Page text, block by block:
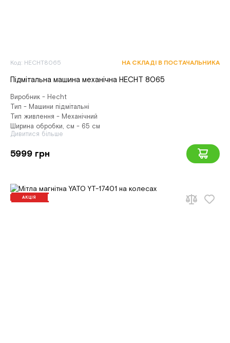
Код: HECHT8065 НА СКЛАДІ В ПОСТАЧАЛЬНИКА
Підмітальна машина механічна HECHT 8065
Виробник - Hecht
Тип - Машини підмітальні
Тип живлення - Механічний
Ширина обробки, см - 65 см
Дивитися більше
5999 грн
АКЦІЯ